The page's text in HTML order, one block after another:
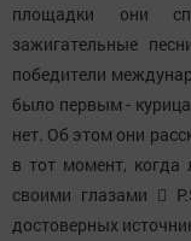
площадки они
зажигательные
победители
было первым -
нет. Об этом они
в тот момент, когда
своими глазами 
достоверных